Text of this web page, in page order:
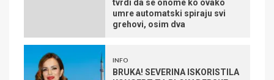
tvrdi da se onome ko ovako
umre automatski spiraju svi
grehovi, osim dva
INFO
BRUKA! SEVERINA ISKORISTILA